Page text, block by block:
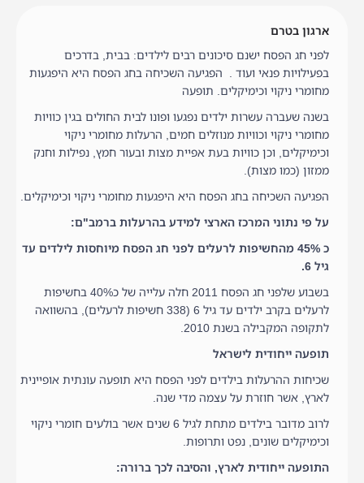
ארגון בטרם
לפני חג הפסח ישנם סיכונים רבים לילדים: בבית, בדרכים
בפעילויות פנאי ועוד . הפגיעה השכיחה בחג הפסח היא היפגעות
מחומרי ניקוי וכימיקלים. תופעה
בשנה שעברה עשרות ילדים נפגעו ופונו לבית החולים בגין כוויות
מחומרי ניקוי וכוויות מנוזלים חמים, הרעלות מחומרי ניקוי
וכימיקלים, וכן כוויות בעת אפיית מצות ובעור חמץ, נפילות וחנק
ממזון (כמו מצות).
הפגיעה השכיחה בחג הפסח היא היפגעות מחומרי ניקוי וכימיקלים.
על פי נתוני המרכז הארצי למידע בהרעלות ברמב"ם:
כ 45% מהחשיפות לרעלים לפני חג הפסח מיוחסות לילדים עד
גיל 6.
בשבוע שלפני חג הפסח 2011 חלה עלייה של כ40% בחשיפות
לרעלים בקרב ילדים עד גיל 6 (338 חשיפות לרעלים), בהשוואה
לתקופה המקבילה בשנת 2010.
תופעה ייחודית לישראל
שכיחות ההרעלות בילדים לפני הפסח היא תופעה עונתית אופיינית
לארץ, אשר חוזרת על עצמה מדי שנה.
לרוב מדובר בילדים מתחת לגיל 6 שנים אשר בולעים חומרי ניקוי
וכימיקלים שונים, נפט ותרופות.
התופעה ייחודית לארץ, והסיבה לכך ברורה: